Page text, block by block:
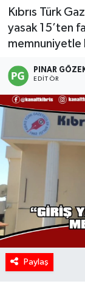
Kıbrıs Türk
yasak 15’ten
memnuniyetle
PINAR
EDITÖR
Paylaş